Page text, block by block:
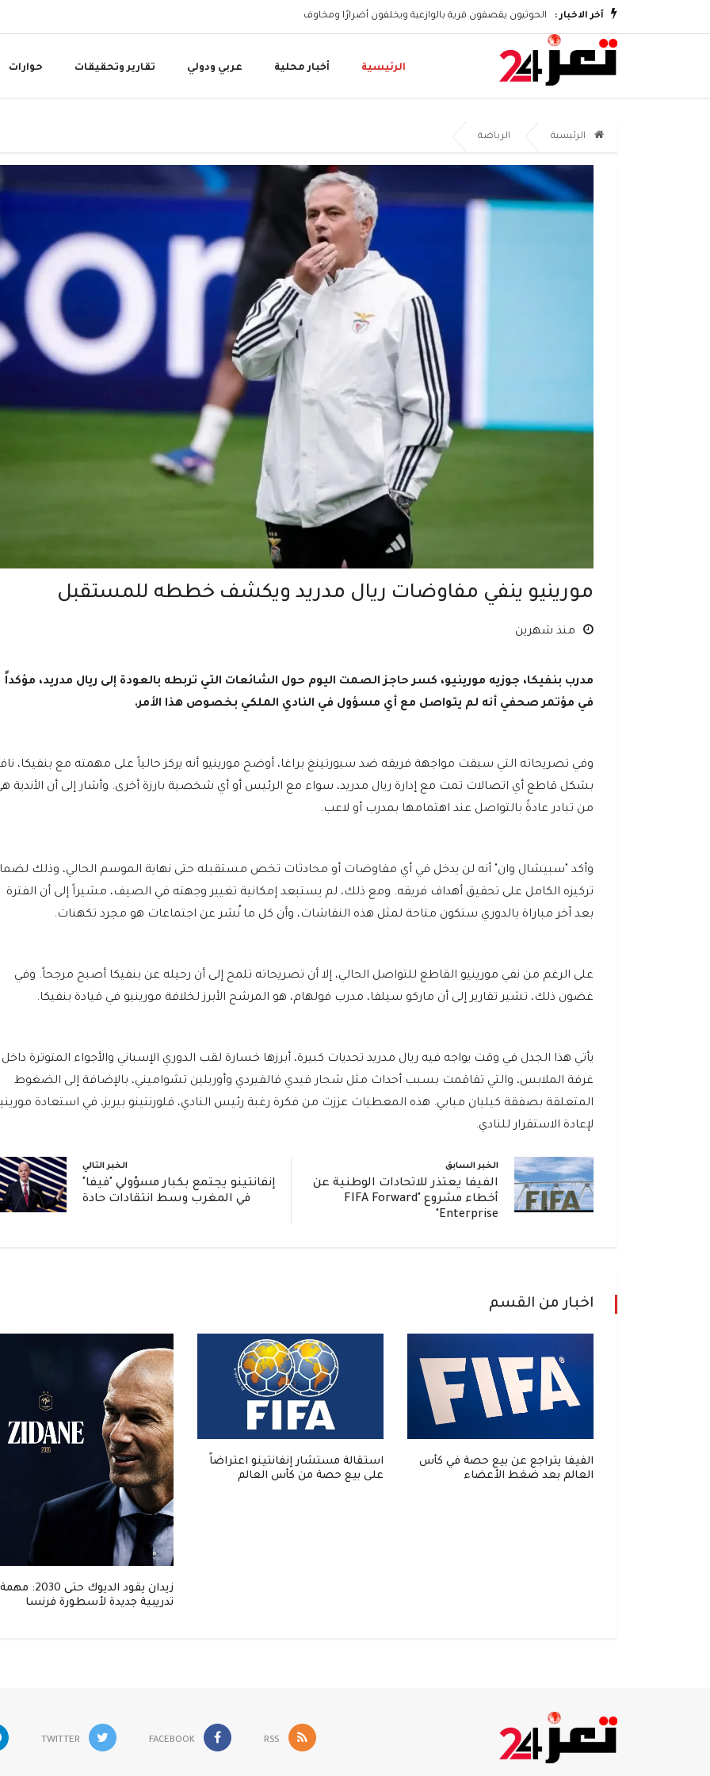
آخر الاخبار : الحوثيون يقصفون قرية بالوازعية ويخلفون أضرارًا ومخاوف
الرئيسية أخبار محلية عربي ودولي تقارير وتحقيقات حوارات
الرئيسية الرياضة
مورينيو ينفي مفاوضات ريال مدريد ويكشف خططه للمستقبل
منذ شهرين
مدرب بنفيكا، جوزيه مورينيو، كسر حاجز الصمت اليوم حول الشائعات التي تربطه بالعودة إلى ريال مدريد، مؤكداً
في مؤتمر صحفي أنه لم يتواصل مع أي مسؤول في النادي الملكي بخصوص هذا الأمر.
وفي تصريحاته التي سبقت مواجهة فريقه ضد سبورتينغ براغا، أوضح مورينيو أنه يركز حالياً على مهمته مع بنفيكا،
بشكل قاطع أي اتصالات تمت مع إدارة ريال مدريد، سواء مع الرئيس أو أي شخصية بارزة أخرى. وأشار إلى أن الأندية
من تبادر عادةً بالتواصل عند اهتمامها بمدرب أو لاعب.
وأكد "سبيشال وان" أنه لن يدخل في أي مفاوضات أو محادثات تخص مستقبله حتى نهاية الموسم الحالي، وذلك
تركيزه الكامل على تحقيق أهداف فريقه. ومع ذلك، لم يستبعد إمكانية تغيير وجهته في الصيف، مشيراً إلى أن الفترة
بعد آخر مباراة بالدوري ستكون متاحة لمثل هذه النقاشات، وأن كل ما نُشر عن اجتماعات هو مجرد تكهنات.
على الرغم من نفي مورينيو القاطع للتواصل الحالي، إلا أن تصريحاته تلمح إلى أن رحيله عن بنفيكا أصبح مرجحاً. وفي
غضون ذلك، تشير تقارير إلى أن ماركو سيلفا، مدرب فولهام، هو المرشح الأبرز لخلافة مورينيو في قيادة بنفيكا.
يأتي هذا الجدل في وقت يواجه فيه ريال مدريد تحديات كبيرة، أبرزها خسارة لقب الدوري الإسباني والأجواء المتوترة داخل
غرفة الملابس، والتي تفاقمت بسبب أحداث مثل شجار فيدي فالفيردي وأوريلين تشواميني، بالإضافة إلى الضغوط
المتعلقة بصفقة كيليان مبابي. هذه المعطيات عززت من فكرة رغبة رئيس النادي، فلورنتينو بيريز، في استعادة
لإعادة الاستقرار للنادي.
الخبر السابق
الفيفا يعتذر للاتحادات الوطنية عن
أخطاء مشروع "FIFA Forward
Enterprise"
الخبر التالي
إنفانتينو يجتمع بكبار مسؤولي "فيفا"
في المغرب وسط انتقادات حادة
اخبار من القسم
الفيفا يتراجع عن بيع حصة في كأس
العالم بعد ضغط الأعضاء
استقالة مستشار إنفانتينو اعتراضاً
على بيع حصة من كأس العالم
زيدان يقود الديوك حتى 2030: مهمة
تدريبية جديدة لأسطورة فرنسا
RSS
FACEBOOK
TWITTER